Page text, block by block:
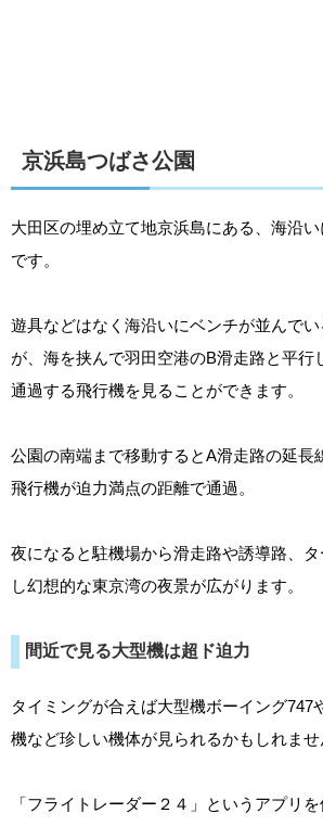
京浜島つばさ公園
大田区の埋め立て地京浜島にある、海沿
です。
遊具などはなく海沿いにベンチが並んで
が、海を挟んで羽田空港のB滑走路と平行
通過する飛行機を見ることができます。
公園の南端まで移動するとA滑走路の延長
飛行機が迫力満点の距離で通過。
夜になると駐機場から滑走路や誘導路、
し幻想的な東京湾の夜景が広がります。
間近で見る大型機は超ド迫力
タイミングが合えば大型機ボーイング747
機など珍しい機体が見られるかもしれませ
「フライトレーダー２４」というアプリ